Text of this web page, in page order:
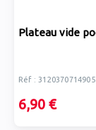
Plateau vide
Réf : 3120370714905
6,90 €